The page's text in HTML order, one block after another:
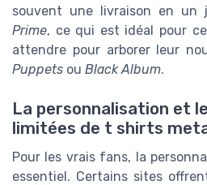
souvent une livraison en un
Prime, ce qui est idéal pour
attendre pour arborer leur
Puppets ou Black Album.
La personnalisation et
limitées de t shirts
Pour les vrais fans, la
essentiel. Certains sites